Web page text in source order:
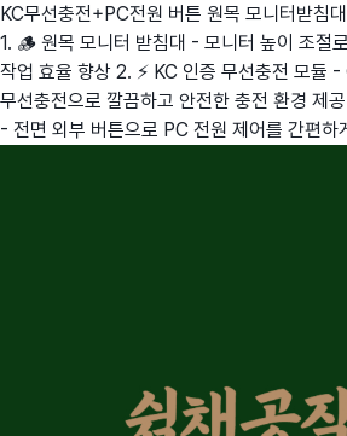
KC무선충전+PC전원 버튼 원목 모니터받침대
1. 🪵 원목 모니터 받침대 - 모니터 높이 조절
작업 효율 향상 2. ⚡ KC 인증 무선충전 모듈
무선충전으로 깔끔하고 안전한 충전 환경 제
- 전면 외부 버튼으로 PC 전원 제어를 간편하